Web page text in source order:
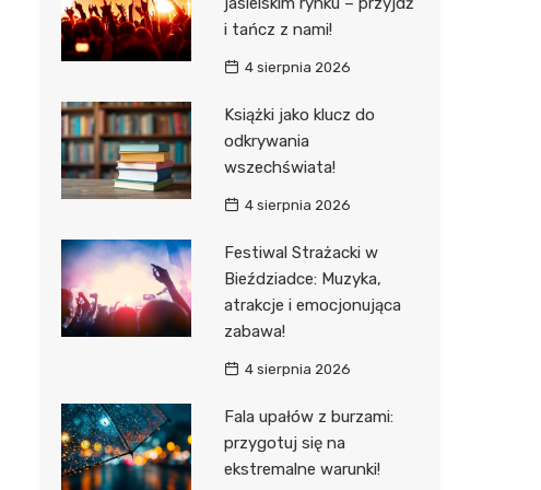
i tańcz z nami!
4 sierpnia 2026
Książki jako klucz do
odkrywania
wszechświata!
4 sierpnia 2026
Festiwal Strażacki w
Bieździadce: Muzyka,
atrakcje i emocjonująca
zabawa!
4 sierpnia 2026
Fala upałów z burzami:
przygotuj się na
ekstremalne warunki!